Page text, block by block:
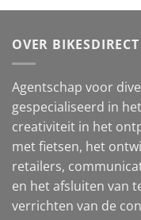
OVER
Agentschap voor
gespecialiseerd in
creativiteit in het
met fietsen, het
retailers,
en het afsluiten van
verrichten van de